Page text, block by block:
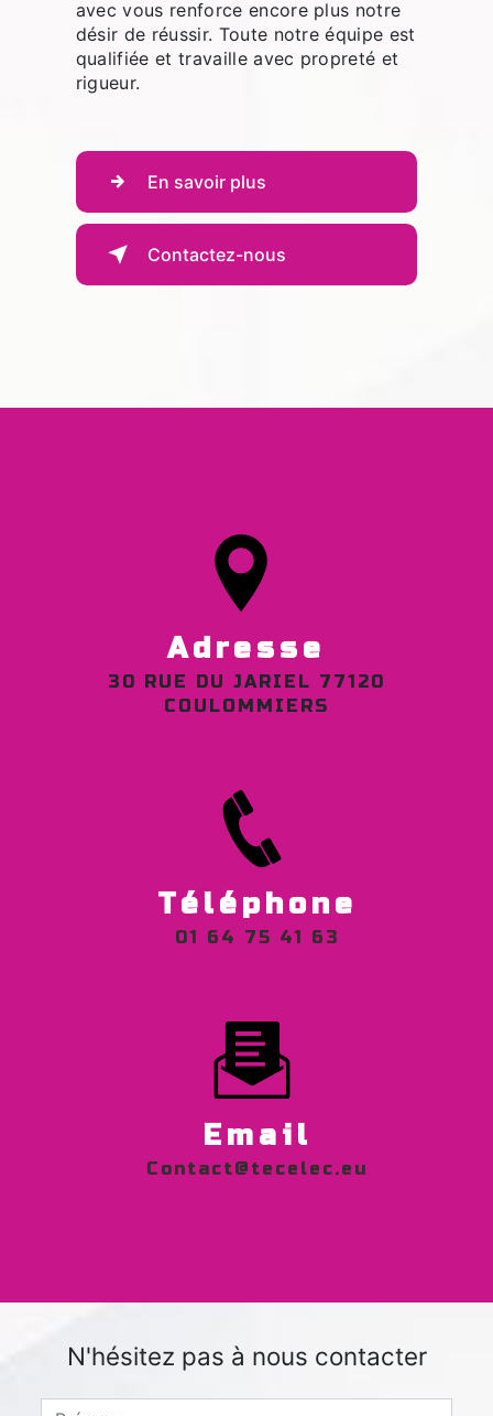
avec vous renforce encore plus notre
désir de réussir. Toute notre équipe est
qualifiée et travaille avec propreté et
rigueur.
En savoir plus
Contactez-nous
Adresse
30 RUE DU JARIEL 77120
COULOMMIERS
Téléphone
01 64 75 41 63
Email
contact@tecelec.eu
N'hésitez pas à nous contacter